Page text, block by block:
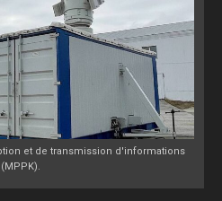
et de transmission d'informations
(MPPK).